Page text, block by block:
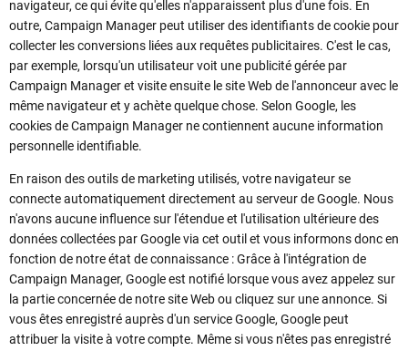
navigateur, ce qui évite qu'elles n'apparaissent plus d'une fois. En
outre, Campaign Manager peut utiliser des identifiants de cookie pour
collecter les conversions liées aux requêtes publicitaires. C'est le cas,
par exemple, lorsqu'un utilisateur voit une publicité gérée par
Campaign Manager et visite ensuite le site Web de l'annonceur avec le
même navigateur et y achète quelque chose. Selon Google, les
cookies de Campaign Manager ne contiennent aucune information
personnelle identifiable.
En raison des outils de marketing utilisés, votre navigateur se
connecte automatiquement directement au serveur de Google. Nous
n'avons aucune influence sur l'étendue et l'utilisation ultérieure des
données collectées par Google via cet outil et vous informons donc en
fonction de notre état de connaissance : Grâce à l'intégration de
Campaign Manager, Google est notifié lorsque vous avez appelez sur
la partie concernée de notre site Web ou cliquez sur une annonce. Si
vous êtes enregistré auprès d'un service Google, Google peut
attribuer la visite à votre compte. Même si vous n'êtes pas enregistré